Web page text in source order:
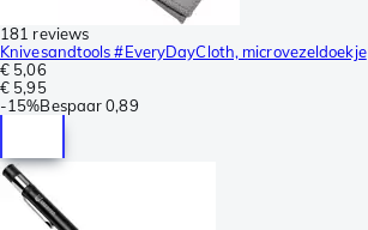
181 reviews
Knivesandtools #EveryDayCloth, microvezeldoekje
€ 5,06
€ 5,95
-15%Bespaar 0,89